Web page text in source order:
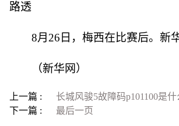
路透
8月26日，梅西在比赛后。新
（新华网）
上一篇 :
长城风骏5故障码p101100是
下一篇 :
最后一页